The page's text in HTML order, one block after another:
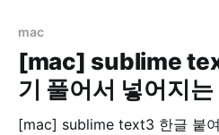
mac
[mac] sublime
기 풀어서 넣어지는
[mac] sublime text3 한글 붙